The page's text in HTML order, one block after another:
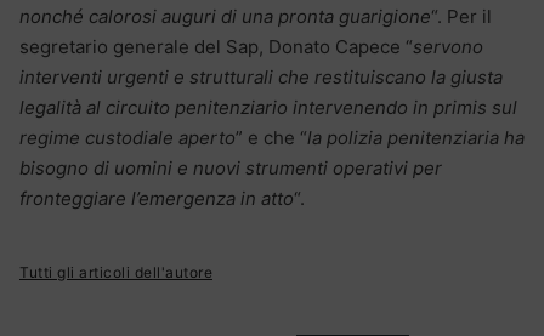
nonché calorosi auguri di una pronta guarigione“. Per il
segretario generale del Sap, Donato Capece “servono
interventi urgenti e strutturali che restituiscano la giusta
legalità al circuito penitenziario intervenendo in primis sul
regime custodiale aperto” e che “la polizia penitenziaria ha
bisogno di uomini e nuovi strumenti operativi per
fronteggiare l’emergenza in atto“.
Tutti gli articoli dell'autore